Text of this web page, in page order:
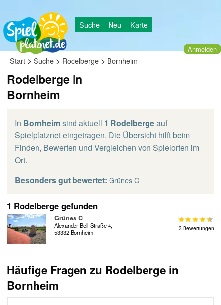
Suche Neu Karte
Anmelden
Start > Suche > Rodelberge > Bornheim
Rodelberge in
Bornheim
In Bornheimsind aktuell 1 Rodelbergeauf
Spielplatznet eingetragen. Die Übersicht hilft beim
Finden, Bewerten und Vergleichen von Spielorten im
Ort.
Besonders gut bewertet: Grünes C
1 Rodelberge gefunden
Grünes C
Alexander-Bell-Straße 4,
53332 Bornheim
3 Bewertungen
Häufige Fragen zu Rodelberge in
Bornheim